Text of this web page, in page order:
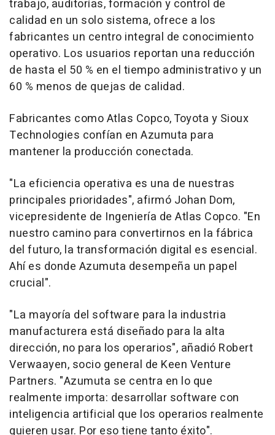
trabajo, auditorías, formación y control de
calidad en un solo sistema, ofrece a los
fabricantes un centro integral de conocimiento
operativo. Los usuarios reportan una reducción
de hasta el 50 % en el tiempo administrativo y un
60 % menos de quejas de calidad.
Fabricantes como Atlas Copco, Toyota y Sioux
Technologies confían en Azumuta para
mantener la producción conectada.
"La eficiencia operativa es una de nuestras
principales prioridades", afirmó Johan Dom,
vicepresidente de Ingeniería de Atlas Copco. "En
nuestro camino para convertirnos en la fábrica
del futuro, la transformación digital es esencial.
Ahí es donde Azumuta desempeña un papel
crucial".
"La mayoría del software para la industria
manufacturera está diseñado para la alta
dirección, no para los operarios", añadió Robert
Verwaayen, socio general de Keen Venture
Partners. "Azumuta se centra en lo que
realmente importa: desarrollar software con
inteligencia artificial que los operarios realmente
quieren usar. Por eso tiene tanto éxito".